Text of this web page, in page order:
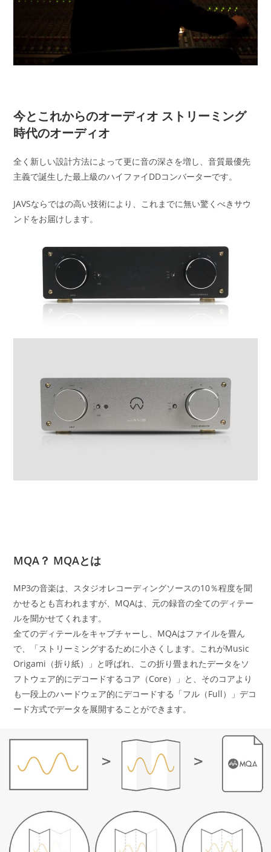
今とこれからのオーディオ ストリーミング
時代のオーディオ
全く新しい設計方法によって更に音の深さを増し、音質最優先
主義で誕生した最上級のハイファイDDコンバーターです。
JAVSならではの高い技術により、これまでに無い驚くべきサウ
ンドをお届けします。
MQA？ MQAとは
MP3の音楽は、スタジオレコーディングソースの10％程度を聞
かせるとも言われますが、MQAは、元の録音の全てのディテー
ルを聞かせてくれます。
全てのディテールをキャプチャーし、MQAはファイルを畳ん
で、「ストリーミングするために小さくします。これがMusic
Origami（折り紙）」と呼ばれ、この折り畳まれたデータをソ
フトウェア的にデコードするコア（Core）」と、そのコアより
も一段上のハードウェア的にデコードする「フル（Full）」デコ
ード方式でデータを展開することができます。